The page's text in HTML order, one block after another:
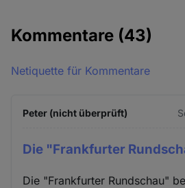
Kommentare (43)
Netiquette für Kommentare
Peter (nicht überprüft)
Die "Frankfurter
Die "Frankfurter Rundschau"